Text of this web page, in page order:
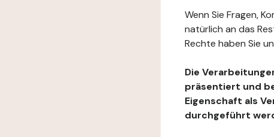
Wenn Sie Fragen,
natürlich an das
Rechte haben Sie
Die
präsentiert und
Eigenschaft als
durchgeführt